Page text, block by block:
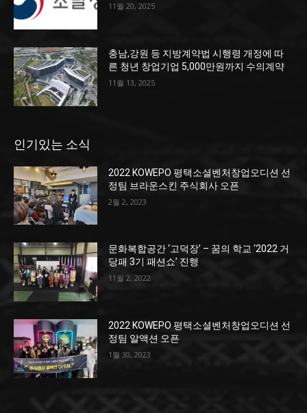
11월 20, 2025
충남,강원 등 지방계약법 시행령 개정에 따
른 청년 창업기업 5,000만원까지 수의계약
11월 13, 2025
인기있는 소식
2022 KOWEPO 평택소셜벤처창업오디션 선
정팀 브라운스킨 주식회사 오픈
2월 2, 2023
문화복합공간 ‘고덕장’ – 꿈의 학교 ‘2022 거
당패 3기 패션쇼’ 진행
11월 2, 2022
2022 KOWEPO 평택소셜벤처창업오디션 선
정팀 알액션 오픈
1월 30, 2023